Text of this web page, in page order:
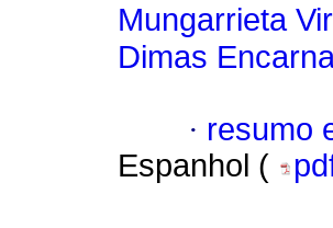
Mungarrieta
Dimas
· resumo
Espanhol (